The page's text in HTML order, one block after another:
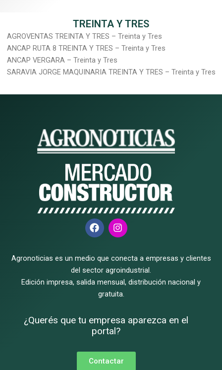
TREINTA Y TRES
AGROVENTAS TREINTA Y TRES – Treinta y Tres
ANCAP RUTA 8 TREINTA Y TRES – Treinta y Tres
ANCAP VERGARA – Treinta y Tres
SARAVIA JORGE MAQUINARIA TREINTA Y TRES – Treinta y Tres
F
a
b
o
o
I
n
a
g
r
a
m
Agronoticias es un medio que conecta a empresas y clientes
del sector agroindustrial.
Edición impresa, salida mensual, distribución nacional y
gratuita.
¿Querés que tu empresa aparezca en el
portal?
Contactar